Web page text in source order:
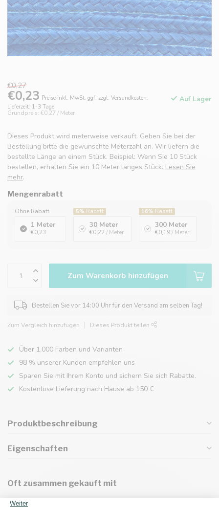
€0,27
€0,23 Preise inkl. MwSt. ggf. zzgl. Versandkosten.
Lieferzeit: 1-3 Tage
Grundpreis: €0,27 / Meter
Auf Lager
Dieses Produkt wird meterweise verkauft. Geben Sie bei der
Bestellung bitte die gewünschte Meterzahl an. Wir liefern die
bestellte Länge an einem Stück. Beispiel: Wenn Sie 10 Stück
bestellen, erhalten Sie ein 10 Meter langes Stück. Lesen Sie
mehr.
Mengenrabatt
Ohne Rabatt
1 Meter
€0,23
5% Rabatt
30 Meter
€0,22 / Meter
16% Rabatt
300 Meter
€0,19/ Meter
Zum Warenkorb hinzufügen
Bestellen Sie vor 14:00 Uhr für den Versand am selben Tag!
Zum Vergleich hinzufügen Dieses Produkt teilen
Über 1.000 Farben und Varianten
98 % unserer Kunden empfehlen uns
Sparen Sie mit Ihrem Konto und sichern Sie sich Rabatte.
Kostenlose Lieferung nach Hause ab 150 €
Produktbeschreibung
Eigenschaften
Oft zusammen gekauft mit